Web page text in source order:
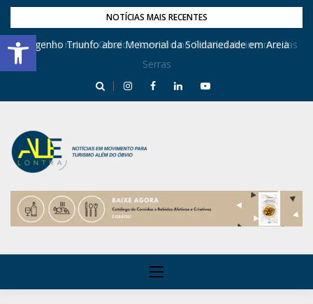
Barra de Ferramentas Aberta
NOTÍCIAS MAIS RECENTES
Dona Inês recebe Geraldo Azevedo no Festival de Inverno das
Serras
Engenho Triunfo abre Memorial da Solidariedade em Areia